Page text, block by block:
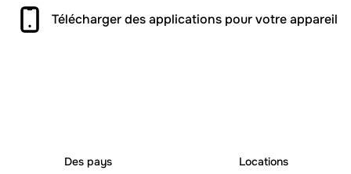
Télécharger des applications pour votre appareil
Des pays Locations